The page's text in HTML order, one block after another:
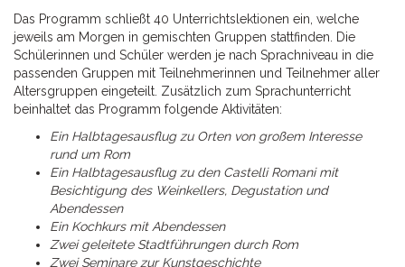
Das Programm schließt 40 Unterrichtslektionen ein, welche
jeweils am Morgen in gemischten Gruppen stattfinden. Die
Schülerinnen und Schüler werden je nach Sprachniveau in die
passenden Gruppen mit Teilnehmerinnen und Teilnehmer aller
Altersgruppen eingeteilt. Zusätzlich zum Sprachunterricht
beinhaltet das Programm folgende Aktivitäten:
Ein Halbtagesausflug zu Orten von großem Interesse
rund um Rom
Ein Halbtagesausflug zu den Castelli Romani mit
Besichtigung des Weinkellers, Degustation und
Abendessen
Ein Kochkurs mit Abendessen
Zwei geleitete Stadtführungen durch Rom
Zwei Seminare zur Kunstgeschichte